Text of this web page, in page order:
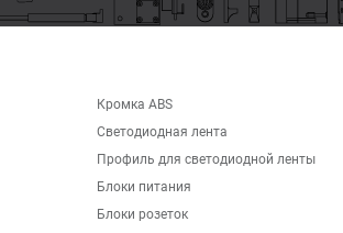
Кромка ABS
Светодиодная лента
Профиль для светодиодной ленты
Блоки питания
Блоки розеток